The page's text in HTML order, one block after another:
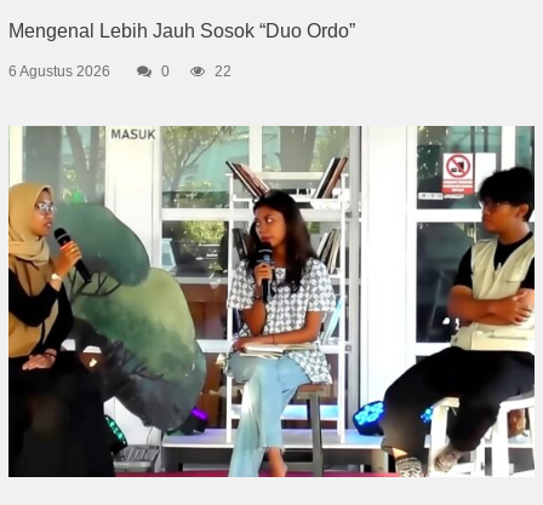
Mengenal Lebih Jauh Sosok “Duo Ordo”
6 Agustus 2026 0 22